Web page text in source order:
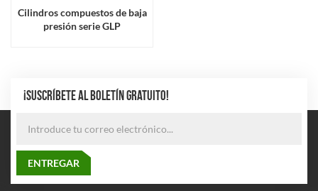
Cilindros compuestos de baja
presión serie GLP
¡SUSCRÍBETE AL BOLETÍN GRATUITO!